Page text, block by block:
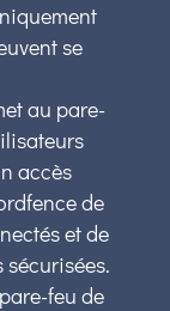
se
au pare-
accès
de
et de
feu de